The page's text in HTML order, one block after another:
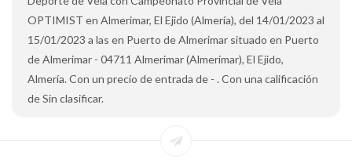
OPTIMIST en Almerimar, El Ejido (Almería), del 14/01/2023 al
15/01/2023 a las en Puerto de Almerimar situado en Puerto
de Almerimar - 04711 Almerimar (Almerimar), El Ejido,
Almería. Con un precio de entrada de - . Con una calificación
de Sin clasificar.